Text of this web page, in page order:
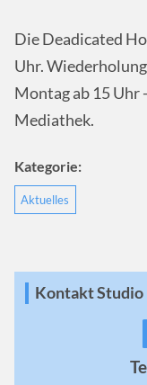
Die Deadicated
Uhr.
Montag ab 15 Uhr
Mediathek.
Kategorie:
Aktuelles
Kontakt Studio